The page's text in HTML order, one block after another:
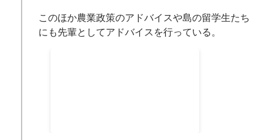
このほか農業政策のアドバイスや島の留学生たち
にも先輩としてアドバイスを行っている。